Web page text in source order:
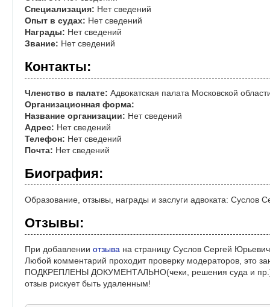
Специализация: Нет сведений
Опыт в судах: Нет сведений
Награды: Нет сведений
Звание: Нет сведений
Контакты:
Членство в палате: Адвокатская палата Московской
Организационная форма:
Название организации: Нет сведений
Адрес: Нет сведений
Телефон: Нет сведений
Почта: Нет сведений
Биография:
Образование, отзывы, награды и заслуги адвоката: Суслов
Отзывы:
При добавлении отзыва на страницу Суслов Сергей
Любой комментарий проходит проверку модераторов, это
ПОДКРЕПЛЕНЫ ДОКУМЕНТАЛЬНО(чеки, решения суда и пр.)!
отзыв рискует быть удаленным!